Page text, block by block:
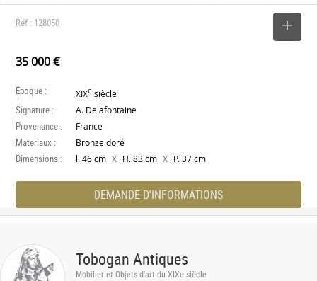
Réf : 128050
35 000 €
Époque : XIXe siècle
Signature : A. Delafontaine
Provenance : France
Materiaux : Bronze doré
Dimensions : l. 46 cm X H. 83 cm X P. 37 cm
DEMANDE D'INFORMATIONS
Tobogan Antiques
Mobilier et Objets d'art du XIXe siècle